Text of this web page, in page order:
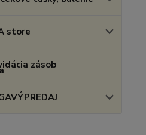
store
zásob